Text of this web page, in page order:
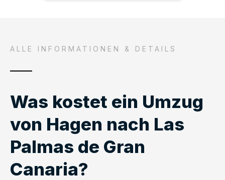
ALLE INFORMATIONEN & DETAILS
Was kostet ein Umzug
von Hagen nach Las
Palmas de Gran
Canaria?